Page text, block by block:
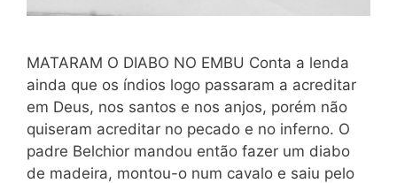
MATARAM O DIABO NO EMBU Conta a lenda
ainda que os índios logo passaram a acreditar
em Deus, nos santos e nos anjos, porém não
quiseram acreditar no pecado e no inferno. O
padre Belchior mandou então fazer um diabo
de madeira, montou-o num cavalo e saiu pelo